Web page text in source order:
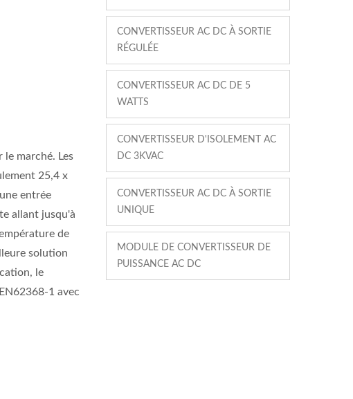
marché. Les
25,4 x
entrée
allant jusqu'à
de
solution
le
1 avec
CONVERTISSEUR AC DC À SORTIE
RÉGULÉE
CONVERTISSEUR AC DC DE 5
WATTS
CONVERTISSEUR D'ISOLEMENT AC
DC 3KVAC
CONVERTISSEUR AC DC À SORTIE
UNIQUE
MODULE DE CONVERTISSEUR DE
PUISSANCE AC DC